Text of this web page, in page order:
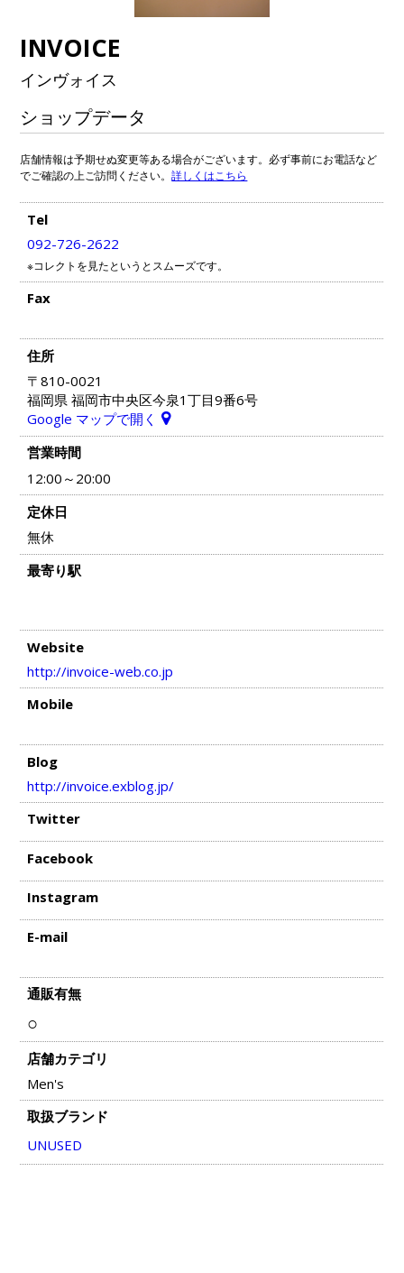
INVOICE
インヴォイス
ショップデータ
店舗情報は予期せぬ変更等ある場合がございます。必ず事前にお電話など
でご確認の上ご訪問ください。詳しくはこちら
Tel
092-726-2622
※コレクトを見たというとスムーズです。
Fax
住所
〒810-0021
福岡県 福岡市中央区今泉1丁目9番6号
Google マップで開く
営業時間
12:00～20:00
定休日
無休
最寄り駅
Website
http://invoice-web.co.jp
Mobile
Blog
http://invoice.exblog.jp/
Twitter
Facebook
Instagram
E-mail
通販有無
○
店舗カテゴリ
Men's
取扱ブランド
UNUSED